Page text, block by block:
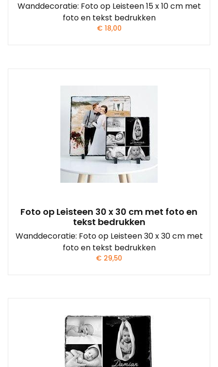
Wanddecoratie: Foto op Leisteen 15 x 10 cm met
foto en tekst bedrukken
€18,00
Foto op Leisteen 30 x 30 cm met foto en
tekst bedrukken
Wanddecoratie: Foto op Leisteen 30 x 30 cm met
foto en tekst bedrukken
€ 29,50